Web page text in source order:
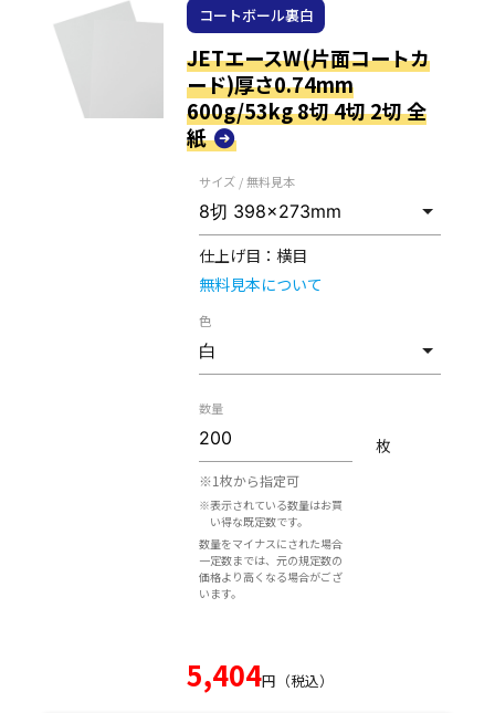
コートボール裏白
JETエースW(片面コートカ
ード)厚さ0.74mm
600g/53kg 8切 4切 2切 全
紙
サイズ / 無料見本
仕上げ目： 横目
無料見本について
色
数量
※1枚から指定可
※表示されている数量はお買
い得な既定数です。
数量をマイナスにされた場合
一定数までは、元の規定数の
価格より高くなる場合がござ
います。
枚
5,404円（税込）